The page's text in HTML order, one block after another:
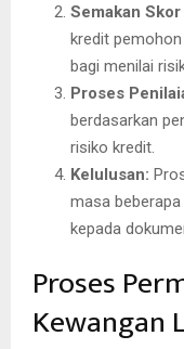
Semakan
kredit
bagi menilai
Proses
berdasarkan
risiko kredit.
Kelulusan:
masa
kepada
Proses
Kewangan